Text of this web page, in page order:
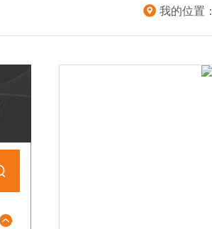
我的位置：